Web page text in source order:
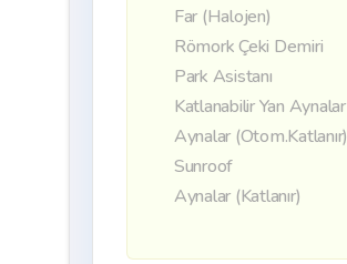
Far (Halojen)
Römork Çeki Demiri
Park Asistanı
Katlanabilir Yan Aynalar
Aynalar (Otom.Katlanır)
Sunroof
Aynalar (Katlanır)